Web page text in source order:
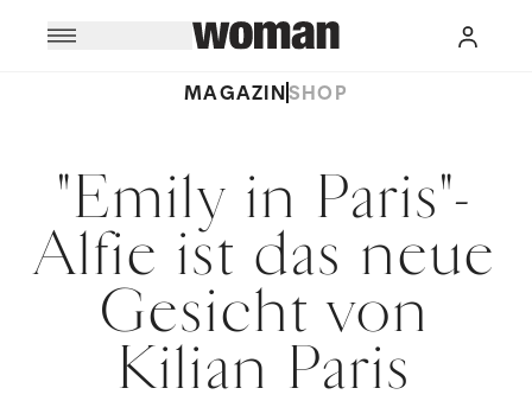
MAGAZINSHOP
"Emily in Paris"-
Alfie ist das neue
Gesicht von
Kilian Paris